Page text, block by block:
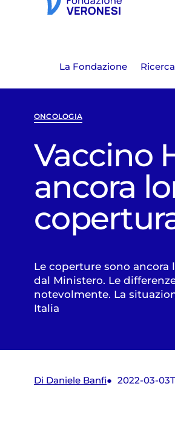
La Fondazione
ONCOLOGIA
Vaccino
ancora
Le coperture sono
dal Ministero. Le
notevolmente. La
Italia
Di Daniele Banfi 2022-03-